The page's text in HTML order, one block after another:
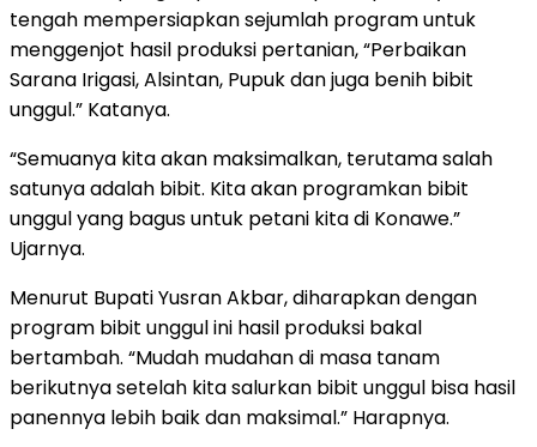
tengah mempersiapkan sejumlah program untuk
menggenjot hasil produksi pertanian, “Perbaikan
Sarana Irigasi, Alsintan, Pupuk dan juga benih bibit
unggul.” Katanya.
“Semuanya kita akan maksimalkan, terutama salah
satunya adalah bibit. Kita akan programkan bibit
unggul yang bagus untuk petani kita di Konawe.”
Ujarnya.
Menurut Bupati Yusran Akbar, diharapkan dengan
program bibit unggul ini hasil produksi bakal
bertambah. “Mudah mudahan di masa tanam
berikutnya setelah kita salurkan bibit unggul bisa hasil
panennya lebih baik dan maksimal.” Harapnya.